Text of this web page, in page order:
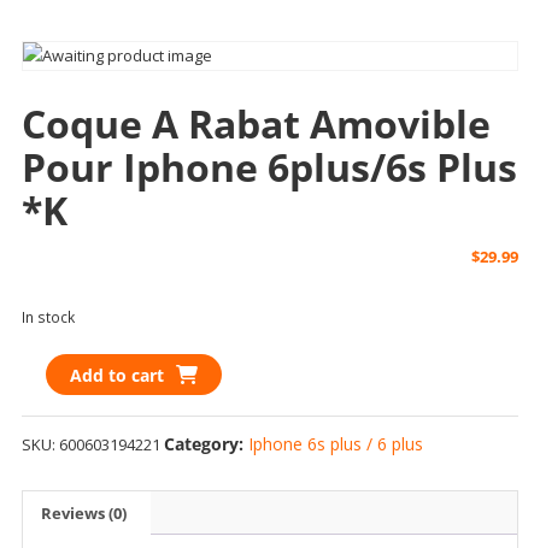
Coque A Rabat Amovible
Pour Iphone 6plus/6s Plus
*k
$29.99
In stock
Coque
rabat
amovible
iphone
Add to cart
SKU: 600603194221 Category: Iphone 6s plus / 6 plus
Reviews (0)